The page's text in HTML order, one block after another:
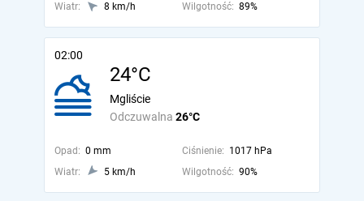
Wiatr:
8 km/h Wilgotność: 89%
02:00
24°C
Odczuwalna 26°C
Mgliście
Opad: 0 mm Ciśnienie: 1017 hPa
Wiatr:
5 km/h Wilgotność: 90%